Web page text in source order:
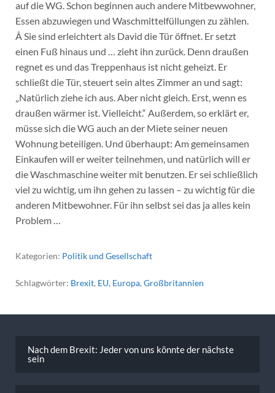
auf die WG. Schon beginnen auch andere Mitbewwohner,
Essen abzuwiegen und Waschmittelfüllungen zu zählen.
Â Sie sind erleichtert als David die Tür öffnet. Er setzt
einen Fuß hinaus und … zieht ihn zurück. Denn draußen
regnet es und das Treppenhaus ist nicht geheizt. Er
schließt die Tür, steuert sein altes Zimmer an und sagt:
„Natürlich ziehe ich aus. Aber nicht gleich. Erst, wenn es
draußen wärmer ist. Vielleicht.“ Außerdem, so erklärt er,
müsse sich die WG auch an der Miete seiner neuen
Wohnung beteiligen. Und überhaupt: Am gemeinsamen
Einkaufen will er weiter teilnehmen, und natürlich will er
die Waschmaschine weiter mit benutzen. Er sei schließlich
viel zu wichtig, um ihn gehen zu lassen – zu wichtig für die
anderen Mitbewohner. Für ihn selbst sei das ja alles kein
Problem …
Kategorien: Politik und Gesellschaft
Schlagwörter: Brexit, EU, Europa, Großbritannien
Nach dem Brexit: Jeder von uns könnte der nächste
sein